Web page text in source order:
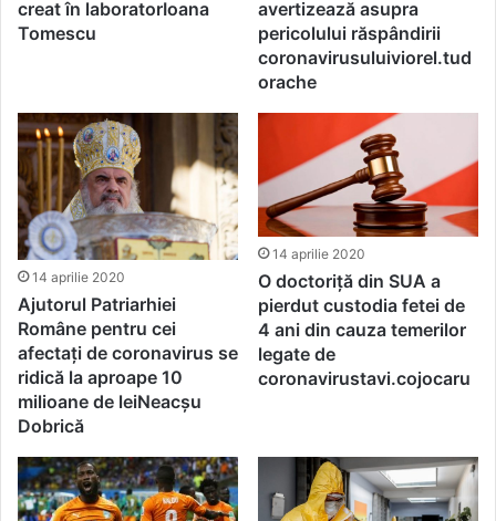
creat în laboratorIoana
Tomescu
avertizează asupra
pericolului răspândirii
coronavirusuluiviorel.tud
orache
14 aprilie 2020
Ajutorul Patriarhiei
Române pentru cei
afectați de coronavirus se
ridică la aproape 10
milioane de leiNeacșu
Dobrică
14 aprilie 2020
O doctoriță din SUA a
pierdut custodia fetei de
4 ani din cauza temerilor
legate de
coronavirustavi.cojocaru